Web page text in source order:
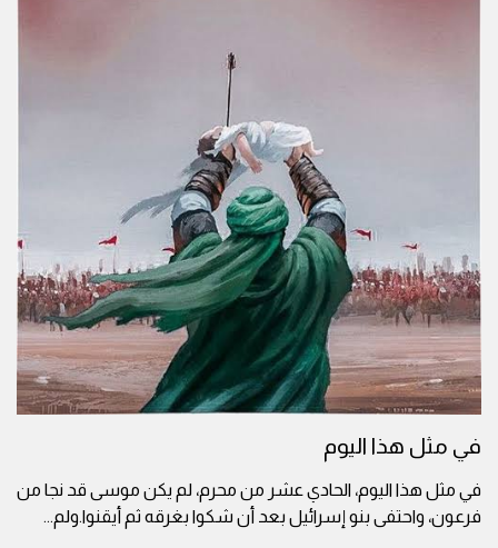
في مثل هذا اليوم
في مثل هذا اليوم، الحادي عشر من محرم، لم يكن موسى قد نجا من
فرعون، واحتفى بنو إسرائيل بعد أن شكوا بغرقه ثم أيقنوا.ولم...